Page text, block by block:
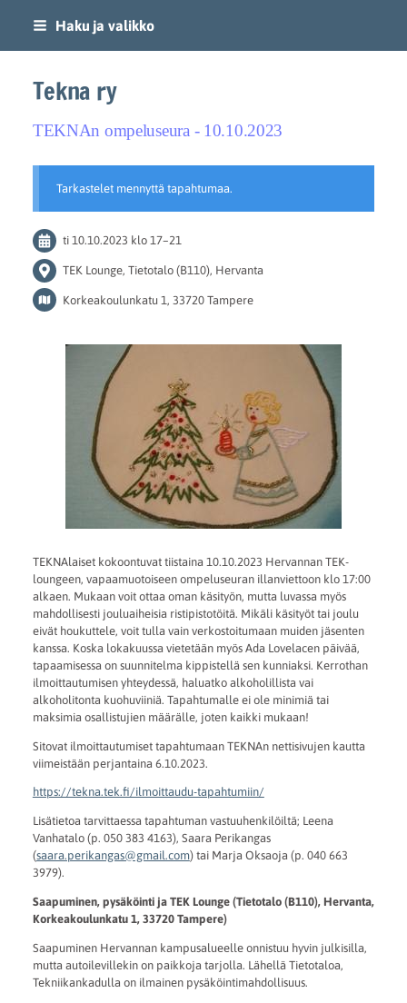
Siirry
sivun
sisältöön
Haku ja valikko
Tekna ry
TEKNAn ompeluseura - 10.10.2023
Tarkastelet mennyttä tapahtumaa.
ti 10.10.2023 klo 17–21
TEK Lounge, Tietotalo (B110), Hervanta
Korkeakoulunkatu 1, 33720 Tampere
TEKNAlaiset kokoontuvat tiistaina 10.10.2023 Hervannan TEK-
loungeen, vapaamuotoiseen ompeluseuran illanviettoon klo 17:00
alkaen. Mukaan voit ottaa oman käsityön, mutta luvassa myös
mahdollisesti jouluaiheisia ristipistotöitä. Mikäli käsityöt tai joulu
eivät houkuttele, voit tulla vain verkostoitumaan muiden jäsenten
kanssa. Koska lokakuussa vietetään myös Ada Lovelacen päivää,
tapaamisessa on suunnitelma kippistellä sen kunniaksi. Kerrothan
ilmoittautumisen yhteydessä, haluatko alkoholillista vai
alkoholitonta kuohuviiniä. Tapahtumalle ei ole minimiä tai
maksimia osallistujien määrälle, joten kaikki mukaan!
Sitovat ilmoittautumiset tapahtumaan TEKNAn nettisivujen kautta
viimeistään perjantaina 6.10.2023.
https://tekna.tek.fi/ilmoittaudu-tapahtumiin/
Lisätietoa tarvittaessa tapahtuman vastuuhenkilöiltä; Leena
Vanhatalo (p. 050 383 4163), Saara Perikangas
(saara.perikangas@gmail.com) tai Marja Oksaoja (p. 040 663
3979).
Saapuminen, pysäköinti ja TEK Lounge (Tietotalo (B110), Hervanta,
Korkeakoulunkatu 1, 33720 Tampere)
Saapuminen Hervannan kampusalueelle onnistuu hyvin julkisilla,
mutta autoilevillekin on paikkoja tarjolla. Lähellä Tietotaloa,
Tekniikankadulla on ilmainen pysäköintimahdollisuus.